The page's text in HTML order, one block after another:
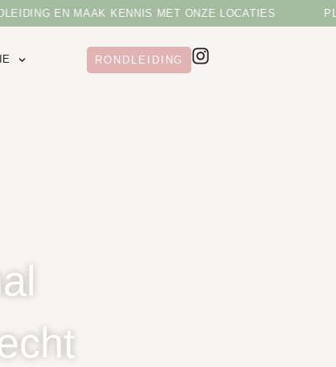
EN MAAK KENNIS MET ONZE LOCATIES
RONDLEIDING